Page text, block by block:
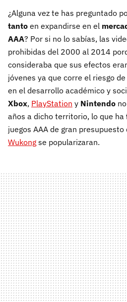
¿Alguna vez te has preguntado
tanto en expandirse en el
AAA? Por si no lo sabías, las
prohibidas del 2000 al 2014
consideraba que sus efectos
jóvenes ya que corre el riesgo de
en el desarrollo académico y
Xbox, PlayStation y Nintendo
años a dicho territorio, lo que ha
juegos AAA de gran presupuesto
Wukong se popularizaran.